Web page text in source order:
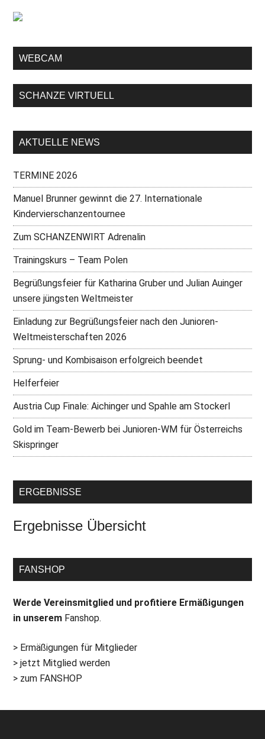
WEBCAM
SCHANZE VIRTUELL
AKTUELLE NEWS
TERMINE 2026
Manuel Brunner gewinnt die 27. Internationale
Kindervierschanzentournee
Zum SCHANZENWIRT Adrenalin
Trainingskurs – Team Polen
Begrüßungsfeier für Katharina Gruber und Julian Auinger
unsere jüngsten Weltmeister
Einladung zur Begrüßungsfeier nach den Junioren-
Weltmeisterschaften 2026
Sprung- und Kombisaison erfolgreich beendet
Helferfeier
Austria Cup Finale: Aichinger und Spahle am Stockerl
Gold im Team-Bewerb bei Junioren-WM für Österreichs
Skispringer
ERGEBNISSE
Ergebnisse Übersicht
FANSHOP
Werde Vereinsmitglied und profitiere Ermäßigungen
in unserem Fanshop.
> Ermäßigungen für Mitglieder
> jetzt Mitglied werden
> zum FANSHOP